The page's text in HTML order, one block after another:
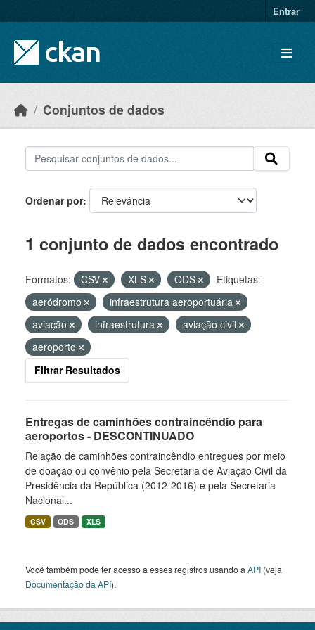
Entrar
Conjuntos de dados
Ordenar por
1 conjunto de dados encontrado
Formatos: CSV XLS ODS
Etiquetas:
aeródromo
infraestrutura aeroportuária
aviação
infraestrutura
aviação civil
aeroporto
Filtrar Resultados
Entregas de caminhões contraincêndio para
aeroportos - DESCONTINUADO
Relação de caminhões contraincêndio entregues por meio
de doação ou convênio pela Secretaria de Aviação Civil da
Presidência da República (2012-2016) e pela Secretaria
Nacional...
CSV ODS XLS
Você também pode ter acesso a esses registros usando a API (veja
Documentação da API).